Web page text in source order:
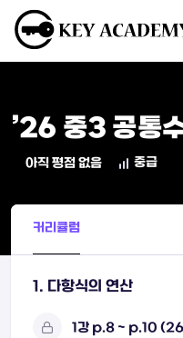
’26 중3 공통
아직 평점 없음 중급
커리큘럼
1. 다항식의 연산
1강 p.8 ~ p.10